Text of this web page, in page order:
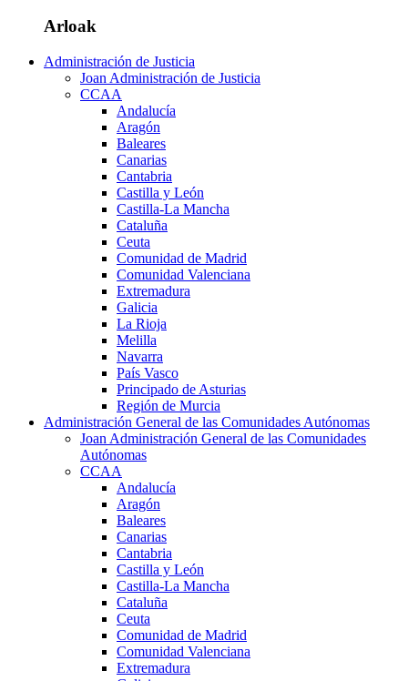
Arloak
Administración de Justicia
Joan Administración de Justicia
CCAA
Andalucía
Aragón
Baleares
Canarias
Cantabria
Castilla y León
Castilla-La Mancha
Cataluña
Ceuta
Comunidad de Madrid
Comunidad Valenciana
Extremadura
Galicia
La Rioja
Melilla
Navarra
País Vasco
Principado de Asturias
Región de Murcia
Administración General de las Comunidades Autónomas
Joan Administración General de las Comunidades
Autónomas
CCAA
Andalucía
Aragón
Baleares
Canarias
Cantabria
Castilla y León
Castilla-La Mancha
Cataluña
Ceuta
Comunidad de Madrid
Comunidad Valenciana
Extremadura